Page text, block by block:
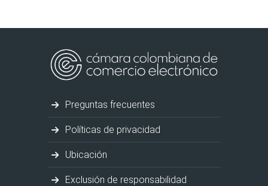
Preguntas frecuentes
Políticas de privacidad
Ubicación
Exclusión de responsabilidad